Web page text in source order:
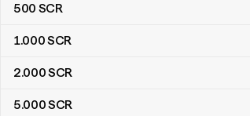
500 SCR
1.000SCR
2.000SCR
5.000SCR